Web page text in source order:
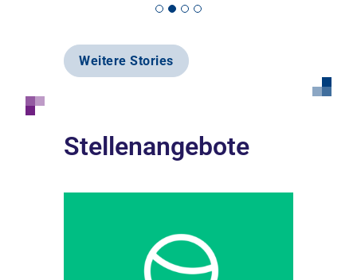
Weitere Stories
Stellenangebote